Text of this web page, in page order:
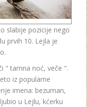
slabije pozicije nego
prvih 10. Lejla je
" tamna noć, veče ".
iz popularne
imena: bezuman,
u Lejlu, kćerku